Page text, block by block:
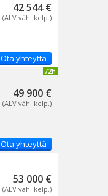
42 544 €
(ALV väh. kelp.)
Ota yhteyttä
PÄIVITETTY 72H
49 900 €
(ALV väh. kelp.)
Ota yhteyttä
53 000 €
(ALV väh. kelp.)